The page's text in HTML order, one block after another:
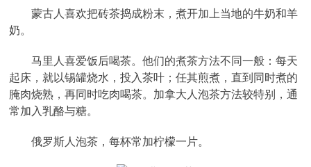
蒙古人喜欢把砖茶捣成粉末，煮开加上当地的牛奶和羊
奶。
马里人喜爱饭后喝茶。他们的煮茶方法不同一般：每天
起床，就以锡罐烧水，投入茶叶；任其煎煮，直到同时煮的
腌肉烧熟，再同时吃肉喝茶。加拿大人泡茶方法较特别，通
常加入乳酪与糖。
俄罗斯人泡茶，每杯常加柠檬一片。